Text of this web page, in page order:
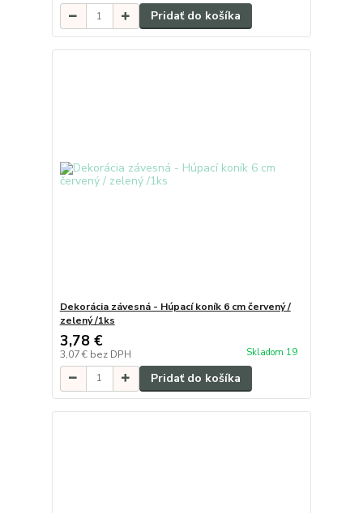
Pridať do košíka
Dekorácia závesná - Húpací koník 6 cm červený /
zelený /1ks
3,78 €
3,07 € bez DPH Skladom 19
Pridať do košíka